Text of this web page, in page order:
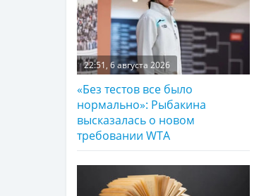
22:51, 6 августа 2026
«Без тестов все было
нормально»: Рыбакина
высказалась о новом
требовании WTA